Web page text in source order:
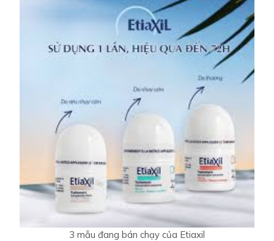
3 mẫu đang bán chạy của Etiaxil